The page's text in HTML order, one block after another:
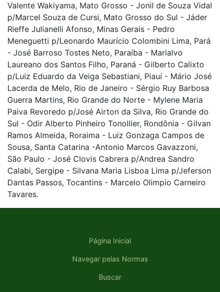
Valente Wakiyama, Mato Grosso - Jonil de Souza Vidal
p/Marcel Souza de Cursi, Mato Grosso do Sul - Jáder
Rieffe Julianelli Afonso, Minas Gerais - Pedro
Meneguetti p/Leonardo Maurício Colombini Lima, Pará
- José Barroso Tostes Neto, Paraíba - Marialvo
Laureano dos Santos Filho, Paraná - Gilberto Calixto
p/Luiz Eduardo da Veiga Sebastiani, Piauí - Mário José
Lacerda de Melo, Rio de Janeiro - Sérgio Ruy Barbosa
Guerra Martins, Rio Grande do Norte - Mylene Maria
Paiva Revoredo p/José Airton da Silva, Rio Grande do
Sul - Odir Alberto Pinheiro Tonollier, Rondônia - Gilvan
Ramos Almeida, Roraima - Luiz Gonzaga Campos de
Sousa, Santa Catarina -Antonio Marcos Gavazzoni,
São Paulo - José Clovis Cabrera p/Andrea Sandro
Calabi, Sergipe - Silvana Maria Lisboa Lima p/Jeferson
Dantas Passos, Tocantins - Marcelo Olimpio Carneiro
Tavares.
Página Inicial
Navegar pelas Normas
Buscar